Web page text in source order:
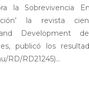
la Sobrevivencia
la revista
Development
publicó los
RD/RD21245)...